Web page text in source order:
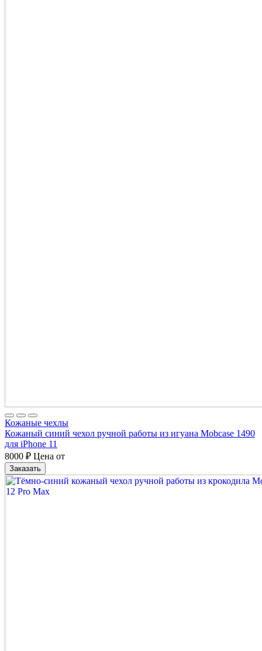
Кожаные чехлы
Кожаный синий чехол ручной работы из игуана Mobcase 1490
для iPhone 11
8000 ₽ Цена от
Заказать